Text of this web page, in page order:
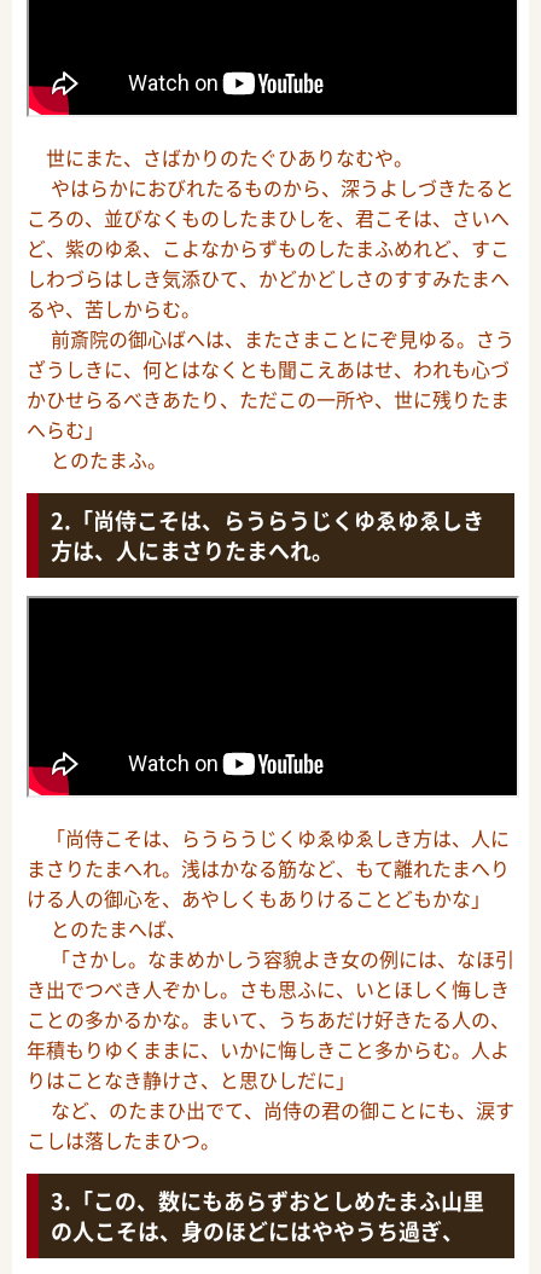
世にまた、さばかりのたぐひありなむや。
やはらかにおびれたるものから、深うよしづきたると
ころの、並びなくものしたまひしを、君こそは、さいへ
ど、紫のゆゑ、こよなからずものしたまふめれど、すこ
しわづらはしき気添ひて、かどかどしさのすすみたまへ
るや、苦しからむ。
前斎院の御心ばへは、またさまことにぞ見ゆる。さう
ざうしきに、何とはなくとも聞こえあはせ、われも心づ
かひせらるべきあたり、ただこの一所や、世に残りたま
へらむ」
とのたまふ。
「尚侍こそは、らうらうじくゆゑゆゑしき
方は、人にまさりたまへれ。
「尚侍こそは、らうらうじくゆゑゆゑしき方は、人に
まさりたまへれ。浅はかなる筋など、もて離れたまへり
ける人の御心を、あやしくもありけることどもかな」
とのたまへば、
「さかし。なまめかしう容貌よき女の例には、なほ引
き出でつべき人ぞかし。さも思ふに、いとほしく悔しき
ことの多かるかな。まいて、うちあだけ好きたる人の、
年積もりゆくままに、いかに悔しきこと多からむ。人よ
りはことなき静けさ、と思ひしだに」
など、のたまひ出でて、尚侍の君の御ことにも、涙す
こしは落したまひつ。
「この、数にもあらずおとしめたまふ山里
の人こそは、身のほどにはややうち過ぎ、